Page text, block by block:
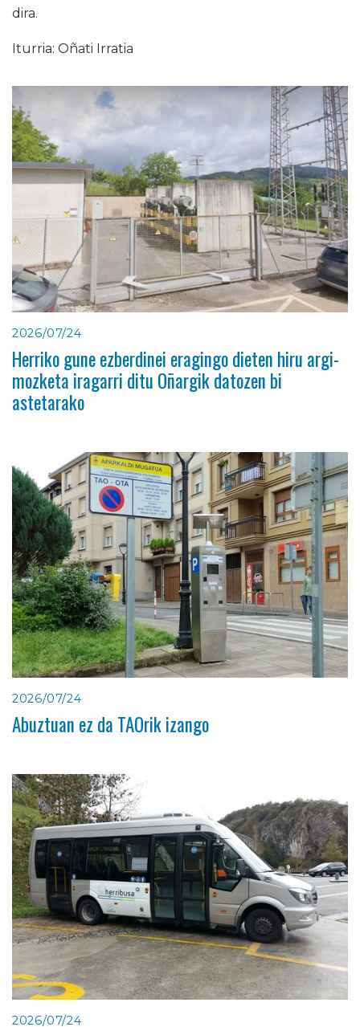
dira.
Iturria: Oñati Irratia
2026/07/24
Herriko gune ezberdinei eragingo dieten hiru argi-
mozketa iragarri ditu Oñargik datozen bi
astetarako
2026/07/24
Abuztuan ez da TAOrik izango
2026/07/24